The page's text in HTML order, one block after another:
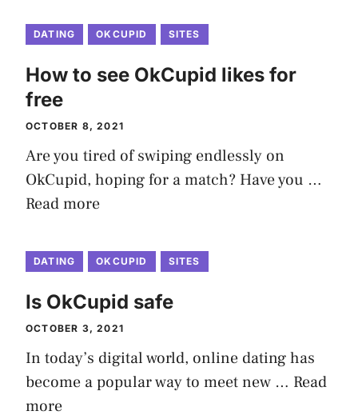
DATING OKCUPID SITES
How to see OkCupid likes for
free
OCTOBER 8, 2021
Are you tired of swiping endlessly on
OkCupid, hoping for a match? Have you …
Read more
DATING OKCUPID SITES
Is OkCupid safe
OCTOBER 3, 2021
In today’s digital world, online dating has
become a popular way to meet new … Read
more